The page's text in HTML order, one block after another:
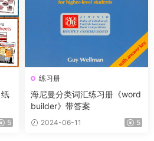
5
练习册
海尼曼分类词汇练习册《word
builder》带答案
2024-06-11 5